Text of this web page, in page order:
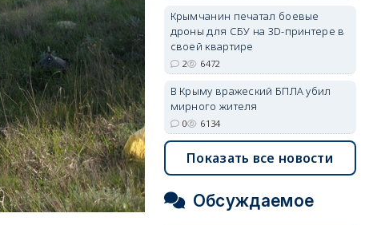
Крымчанин печатал боевые
дроны для СБУ на 3D-принтере в
своей квартире
2 6472
В Крыму вражеский БПЛА убил
мирного жителя
0 6134
Показать все новости
Обсуждаемое